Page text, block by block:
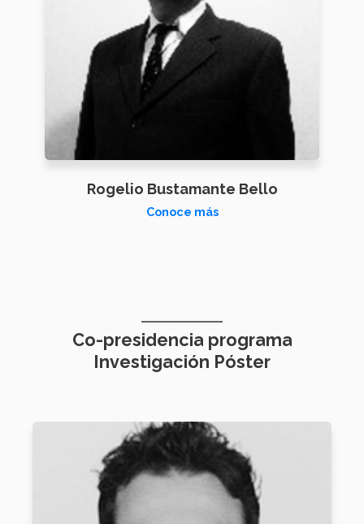
Rogelio Bustamante Bello
Conoce más
Co-presidencia programa
Investigación Póster